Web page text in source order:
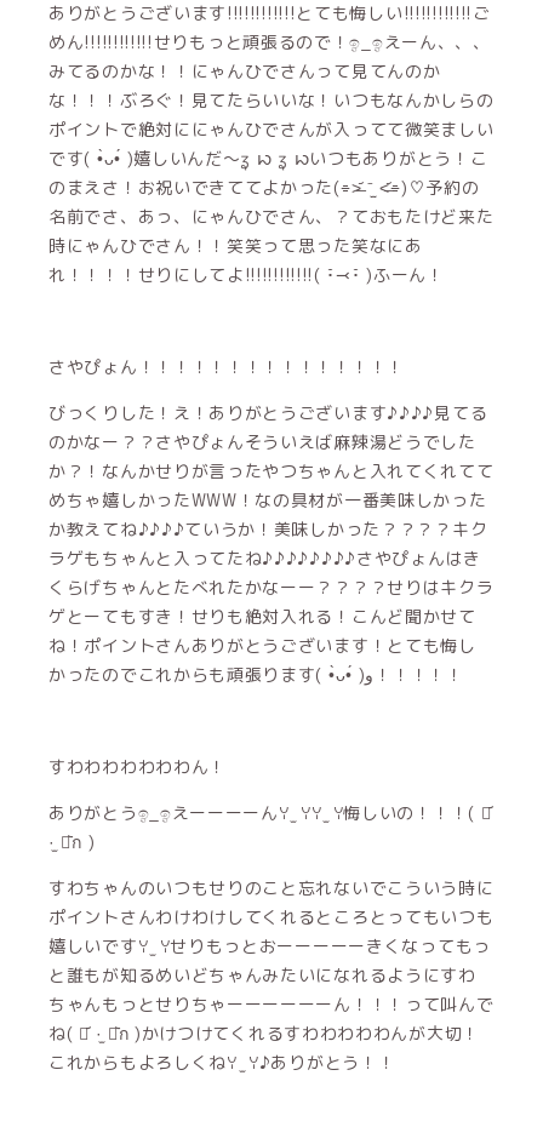
ありがとうございます!!!!!!!!!!!!とても悔しい!!!!!!!!!!!!ご
めん!!!!!!!!!!!!せりもっと頑張るので！ඉ_ඉえーん、、、
みてるのかな！！にゃんひでさんって見てんのか
な！！！ぶろぐ！見てたらいいな！いつもなんかしらの
ポイントで絶対ににゃんひでさんが入ってて微笑ましい
です( •̀ᴗ•́ )嬉しいんだ〜ʓ ꩢ ʓ ꩢいつもありがとう！こ
のまえさ！お祝いできててよかった(⌯˃̶᷄ ⁻̫ ˂̶᷄⌯)♡予約の
名前でさ、あっ、にゃんひでさん、？ておもたけど来た
時にゃんひでさん！！笑笑って思った笑なにあ
れ！！！！せりにしてよ!!!!!!!!!!!!( ･̆⤙･̆ )ふーん！
さやぴょん！！！！！！！！！！！！！！！
びっくりした！え！ありがとうございます♪♪♪♪見てる
のかなー？？さやぴょんそういえば麻辣湯どうでした
か？！なんかせりが言ったやつちゃんと入れてくれてて
めちゃ嬉しかったWWW！なの具材が一番美味しかった
か教えてね♪♪♪♪ていうか！美味しかった？？？？キク
ラゲもちゃんと入ってたね♪♪♪♪♪♪♪♪さやぴょんはき
くらげちゃんとたべれたかなーー？？？？せりはキクラ
ゲとーてもすき！せりも絶対入れる！こんど聞かせて
ね！ポイントさんありがとうございます！とても悔し
かったのでこれからも頑張ります( •̀ᴗ•́ )و！！！！！
すわわわわわわわん！
ありがとうඉ_ඉえーーーーんꌩ ̫ ꌩꌩ ̫ ꌩ悔しいの！！！( ⌯᷄
·̫ ⌯᷅ก )
すわちゃんのいつもせりのこと忘れないでこういう時に
ポイントさんわけわけしてくれるところとってもいつも
嬉しいですꌩ ̫ ꌩせりもっとおーーーーーきくなってもっ
と誰もが知るめいどちゃんみたいになれるようにすわ
ちゃんもっとせりちゃーーーーーーん！！！って叫んで
ね( ⌯᷄ ·̫ ⌯᷅ก )かけつけてくれるすわわわわわんが大切！
これからもよろしくねꌩ ̫ ꌩ♪ありがとう！！